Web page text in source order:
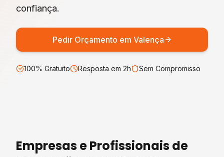
confiança.
Pedir Orçamento em Valença
100% Gratuito Resposta em 2h Sem Compromisso
Empresas e Profissionais de